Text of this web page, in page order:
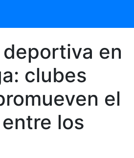
deportiva en
clubes
el
los